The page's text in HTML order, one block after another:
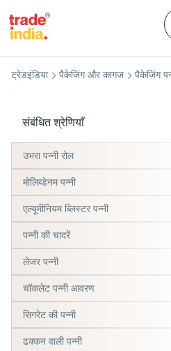
संबंधित श्रेणियाँ
उभरा पन्नी रोल
मोलिब्डेनम पन्नी
एल्यूमीनियम ब्लिस्टर पन्नी
पन्नी की चादरें
लेजर पन्नी
चॉकलेट पन्नी आवरण
सिगरेट की पन्नी
ढक्कन वाली पन्नी
ट्रेडइंडिया पैकेजिंग और कागज पैकेजिंग